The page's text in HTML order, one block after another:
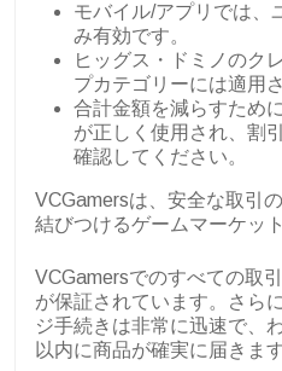
モバイル/アプリでは、
み有効です。
ヒッグス・ドミノのク
プカテゴリーには適用
合計金額を減らすため
が正しく使用され、割
確認してください。
VCGamersは、安全な取引
結びつけるゲームマーケッ
VCGamersでのすべての取
が保証されています。さら
ジ手続きは非常に迅速で、
以内に商品が確実に届きま